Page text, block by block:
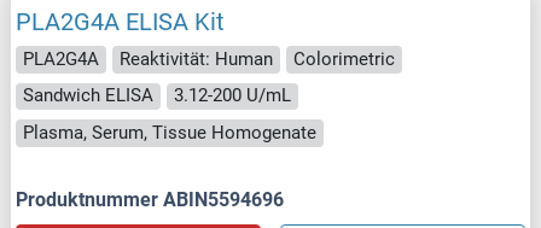
PLA2G4A ELISA Kit
PLA2G4A Reaktivität: Human
Colorimetric
Sandwich ELISA
3.12-200 U/mL
Plasma, Serum, Tissue Homogenate
Produktnummer ABIN5594696